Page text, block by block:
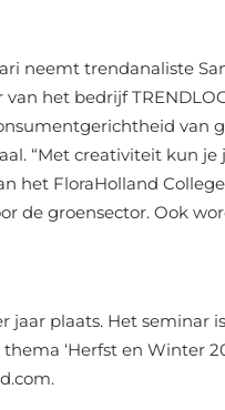
neemt trendanaliste
het bedrijf
van
“Met creativiteit kun
het FloraHolland
de groensector. Ook
plaats. Het seminar
‘Herfst en Winter